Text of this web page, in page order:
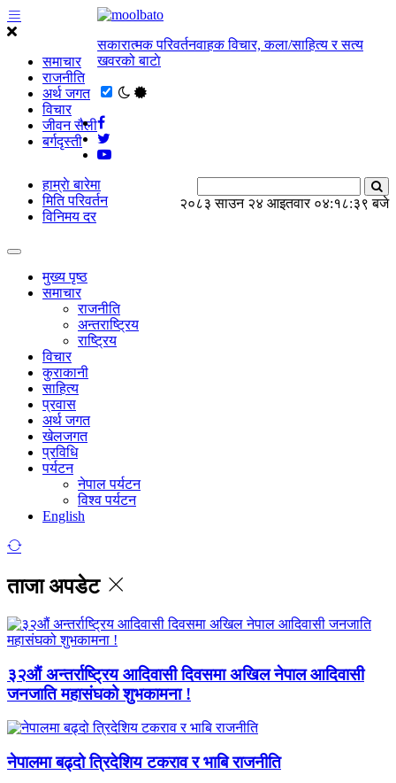
समाचार
राजनीति
अर्थ जगत
विचार
जीवन सैली
बर्गदृस्ती
सकारात्मक परिवर्तनवाहक विचार, कला/साहित्य र सत्य
खवरको बाटाे
२०८३ साउन २४ आइतवार ०४:१८:४० बजे
हाम्राे बारेमा
मिति परिवर्तन
विनिमय दर
मुख्य पृष्ठ
समाचार
राजनीति
अन्तराष्ट्रिय
राष्ट्रिय
विचार
कुराकानी
साहित्य
प्रवास
अर्थ जगत
खेलजगत
प्रविधि
पर्यटन
नेपाल पर्यटन
विश्व पर्यटन
English
ताजा अपडेट
३२औं अन्तर्राष्ट्रिय आदिवासी दिवसमा अखिल नेपाल आदिवासी
जनजाति महासंघको शुभकामना !
नेपालमा बढ्दो त्रिदेशिय टकराव र भाबि राजनीति